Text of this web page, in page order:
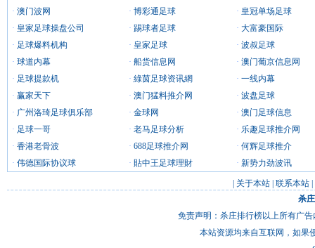
· 澳门波网
· 皇家足球操盘公司
· 足球爆料机构
· 球道内幕
· 足球提款机
· 赢家天下
· 广州洛琦足球俱乐部
· 足球一哥
· 香港老骨波
· 伟德国际协议球
· 博彩通足球
· 踢球者足球
· 皇家足球
· 船货信息网
· 綠茵足球资讯網
· 澳门猛料推介网
· 金球网
· 老马足球分析
· 688足球推介网
· 貼中王足球理財
· 皇冠单场足球
· 大富豪国际
· 波叔足球
· 澳门葡京信息网
· 一线内幕
· 波盘足球
· 澳门足球信息
· 乐趣足球推介网
· 何辉足球推介
· 新势力劲波讯
关于本站 联系本站
杀
免责声明：杀庄排行榜以上所有广
本站资源均来自互联网，如果